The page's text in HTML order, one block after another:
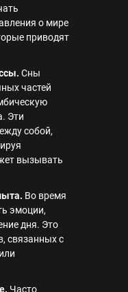
о мире
приводят
Сны
частей
Эти
собой,
вызывать
Во время
эмоции,
дня. Это
связанных с
Часто